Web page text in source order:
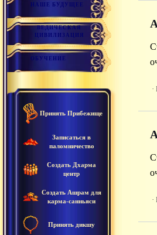
НАШЕ БУДУЩЕЕ
ВЕДИЧЕСКАЯ
ЦИВИЛИЗАЦИЯ
ОБУЧЕНИЕ
Принять Прибежище
Записаться в
паломничество
Создать Дхарма
центр
Создать Ашрам для
карма-санньяси
Принять дикшу